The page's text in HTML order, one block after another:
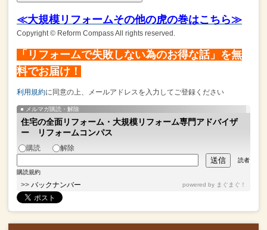
≪大規模リフォームその他の虎の巻はこちら≫
Copyright © Reform Compass All rights reserved.
「リフォームで失敗しない為のお得な話」を無
料でお届け！
利用規約に同意の上、メールアドレスを入力してご登録ください
メルマガ購読・解除
住宅の全面リフォーム・大規模リフォーム専門アドバイザ
ー リフォームコンパス
購読 解除
読者
購読規約
>> バックナンバー powered by まぐまぐ！